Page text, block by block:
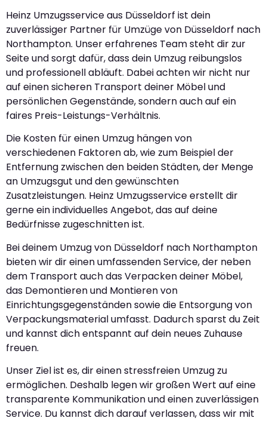
Heinz Umzugsservice aus Düsseldorf ist dein
zuverlässiger Partner für Umzüge von Düsseldorf nach
Northampton. Unser erfahrenes Team steht dir zur
Seite und sorgt dafür, dass dein Umzug reibungslos
und professionell abläuft. Dabei achten wir nicht nur
auf einen sicheren Transport deiner Möbel und
persönlichen Gegenstände, sondern auch auf ein
faires Preis-Leistungs-Verhältnis.
Die Kosten für einen Umzug hängen von
verschiedenen Faktoren ab, wie zum Beispiel der
Entfernung zwischen den beiden Städten, der Menge
an Umzugsgut und den gewünschten
Zusatzleistungen. Heinz Umzugsservice erstellt dir
gerne ein individuelles Angebot, das auf deine
Bedürfnisse zugeschnitten ist.
Bei deinem Umzug von Düsseldorf nach Northampton
bieten wir dir einen umfassenden Service, der neben
dem Transport auch das Verpacken deiner Möbel,
das Demontieren und Montieren von
Einrichtungsgegenständen sowie die Entsorgung von
Verpackungsmaterial umfasst. Dadurch sparst du Zeit
und kannst dich entspannt auf dein neues Zuhause
freuen.
Unser Ziel ist es, dir einen stressfreien Umzug zu
ermöglichen. Deshalb legen wir großen Wert auf eine
transparente Kommunikation und einen zuverlässigen
Service. Du kannst dich darauf verlassen, dass wir mit